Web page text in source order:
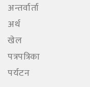
अन्तर्वार्ता
अर्थ
खेल
पत्रपत्रिका
पर्यटन